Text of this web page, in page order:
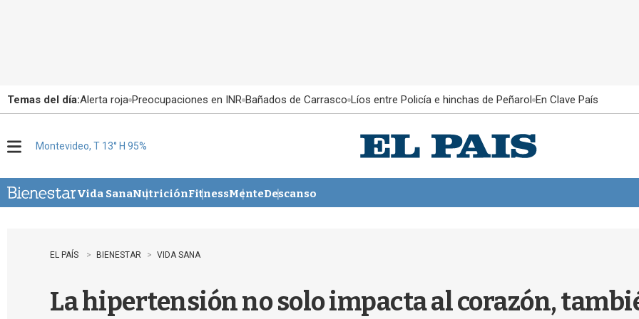
Temas del día:Alerta roja Preocupaciones en INR Bañados de Carrasco Líos entre Policía e hinchas de Peñarol En Clave País
u
Montevideo, T 13° H 95%
Vida SanaNutriciónFitnessMenteDescanso
EL PAÍS BIENESTAR VIDA SANA
La hipertensión no solo impacta al corazón,